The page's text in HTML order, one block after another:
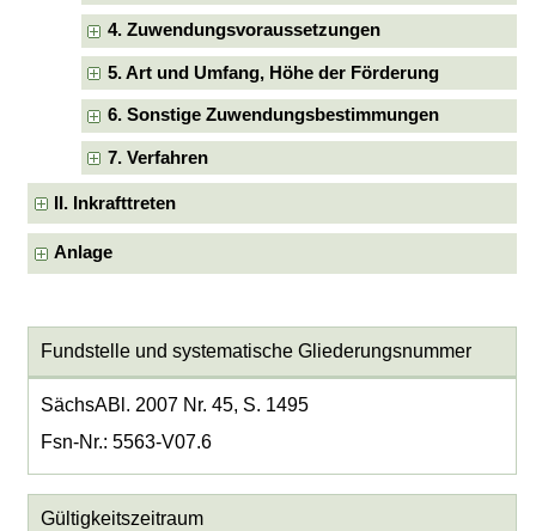
4. Zuwendungsvoraussetzungen
5. Art und Umfang, Höhe der Förderung
6. Sonstige Zuwendungsbestimmungen
7. Verfahren
II. Inkrafttreten
Anlage
Fundstelle und systematische Gliederungsnummer
SächsABl. 2007 Nr. 45, S. 1495
Fsn-Nr.: 5563-V07.6
Gültigkeitszeitraum